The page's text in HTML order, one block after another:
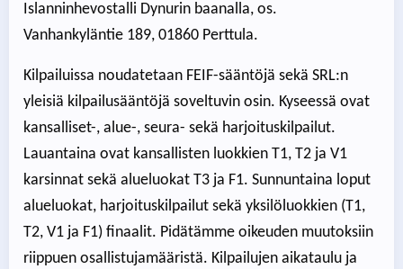
Islanninhevostalli Dynurin baanalla, os.
Vanhankyläntie 189, 01860 Perttula.
Kilpailuissa noudatetaan FEIF-sääntöjä sekä SRL:n
yleisiä kilpailusääntöjä soveltuvin osin. Kyseessä ovat
kansalliset-, alue-, seura- sekä harjoituskilpailut.
Lauantaina ovat kansallisten luokkien T1, T2 ja V1
karsinnat sekä alueluokat T3 ja F1. Sunnuntaina loput
alueluokat, harjoituskilpailut sekä yksilöluokkien (T1,
T2, V1 ja F1) finaalit. Pidätämme oikeuden muutoksiin
riippuen osallistujamääristä. Kilpailujen aikataulu ja